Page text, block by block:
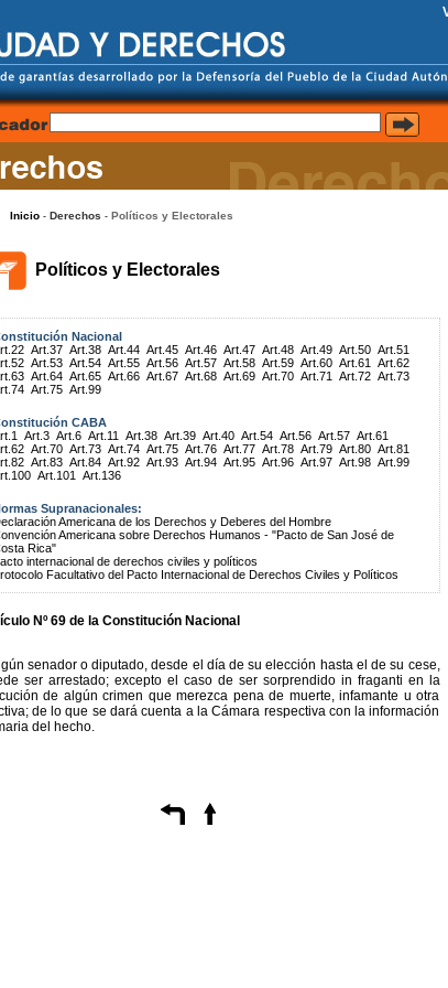
Inicio- Derechos - Políticos y Electorales
Políticos y Electorales
Nacional
Art.37 Art.38 Art.44 Art.45 Art.46 Art.47 Art.48 Art.49 Art.50 Art.51
Art.53 Art.54 Art.55 Art.56 Art.57 Art.58 Art.59 Art.60 Art.61
Art.62
Art.64 Art.65 Art.66 Art.67 Art.68 Art.69 Art.70 Art.71 Art.72 Art.73
Art.75 Art.99
CABA
Art.3 Art.6 Art.11 Art.38 Art.39 Art.40 Art.54 Art.56 Art.57 Art.61
Art.70 Art.73 Art.74 Art.75 Art.76 Art.77 Art.78 Art.79 Art.80 Art.81
Art.83 Art.84 Art.92 Art.93 Art.94 Art.95 Art.96 Art.97 Art.98 Art.99
Art.101 Art.136
Supranacionales:
Americana de los Derechos y Deberes del Hombre
Americana sobre Derechos Humanos - "Pacto de San José de
Rica"
internacional de derechos civiles y políticos
Facultativo del Pacto Internacional de Derechos Civiles y Políticos
Nº 69 de la Constitución Nacional
senador o diputado, desde el día de su elección hasta el de su cese,
ser arrestado; excepto el caso de ser sorprendido in fraganti en la
de algún crimen que merezca pena de muerte, infamante u otra
de lo que se dará cuenta a la Cámara respectiva con la información
del hecho.